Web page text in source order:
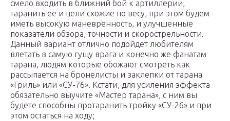
смело входить в ближний бой к артиллерии,
таранить ее и цели схожие по весу, при этом будем
иметь высокую маневренность, и улучшенные
показатели обзора, точности и скорострельности.
Данный вариант отлично подойдет любителям
влетать в самую гущу врага и конечно же фанатам
тарана, людям которые обожают смотреть как
рассыпается на бронелисты и заклепки от тарана
«Гриль» или «СУ-76». Кстати, для усиления эффекта
обязательно выучите «Мастер тарана», с ним вы
будете способны протаранить тройку «СУ-26» и при
этом остаться на ходу;